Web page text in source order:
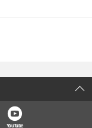
YouTube